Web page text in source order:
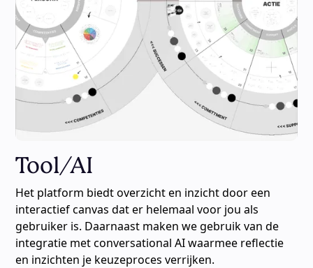
Tool/AI
Het platform biedt overzicht en inzicht door een
interactief canvas dat er helemaal voor jou als
gebruiker is. Daarnaast maken we gebruik van de
integratie met conversational AI waarmee reflectie
en inzichten je keuzeproces verrijken.